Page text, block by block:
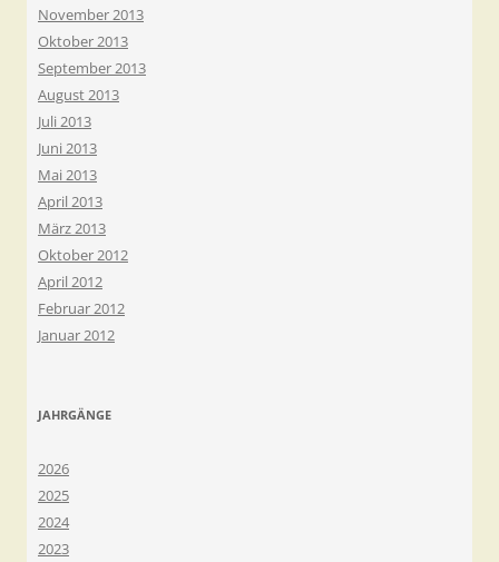
November 2013
Oktober 2013
September 2013
August 2013
Juli 2013
Juni 2013
Mai 2013
April 2013
März 2013
Oktober 2012
April 2012
Februar 2012
Januar 2012
JAHRGÄNGE
2026
2025
2024
2023